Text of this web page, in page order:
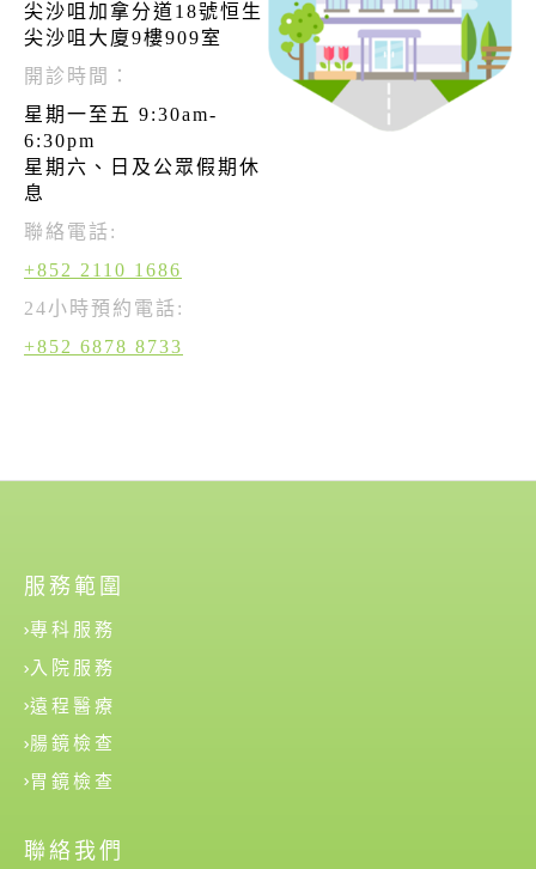
尖沙咀加拿分道18號恒生
尖沙咀大廈9樓909室
開診時間：
星期一至五 9:30am-
6:30pm
星期六、日及公眾假期休
息
聯絡電話:
+852 2110 1686
24小時預約電話:
+852 6878 8733
服務範圍
專科服務
入院服務
遠程醫療
腸鏡檢查
胃鏡檢查
聯絡我們